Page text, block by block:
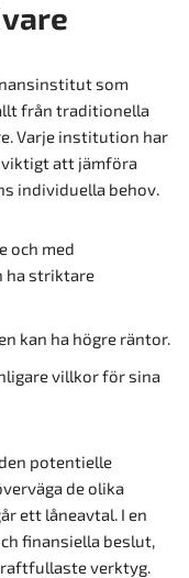
som
från traditionella
Varje institution har
viktigt att jämföra
individuella behov.
och med
ha striktare
kan ha högre räntor.
villkor för sina
potentielle
de olika
ett låneavtal. I en
finansiella beslut,
verktyg.